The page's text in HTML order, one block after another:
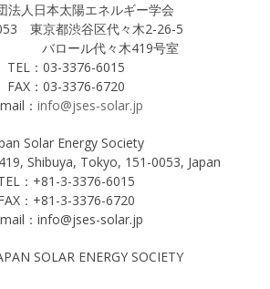
法人日本太陽エネルギー学会
東京都渋谷区代々木2-26-5
ル代々木419号室
TEL：03-3376-6015
FAX：03-3376-6720
： info@jses-solar.jp
Solar Energy Society
Shibuya, Tokyo, 151-0053, Japan
：+81-3-3376-6015
：+81-3-3376-6720
：info@jses-solar.jp
SOLAR ENERGY SOCIETY